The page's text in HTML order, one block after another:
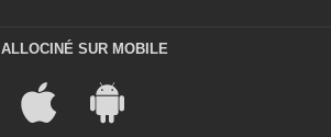
ALLOCINÉ SUR MOBILE